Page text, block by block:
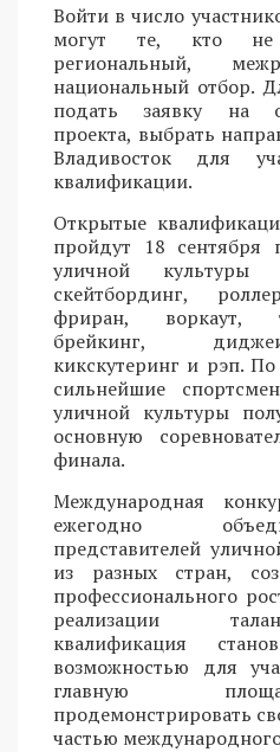
Войти в число
могут те, кто не
региональный,
национальный отбор.
подать заявку на
проекта, выбрать
Владивосток для
квалификации.
Открытые
пройдут 18 сентября
уличной
скейтбординг,
фриран, воркаут,
брейкинг,
кикскутеринг и рэп.
сильнейшие
уличной культуры
основную
финала.
Международная
ежегодно
представителей
из разных стран,
профессионального
реализации
квалификация
возможностью для
главную
продемонстрировать
частью